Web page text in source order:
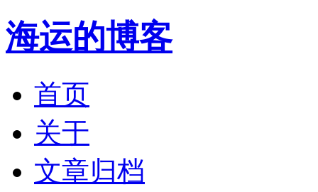
海运的博客
首页
关于
文章归档